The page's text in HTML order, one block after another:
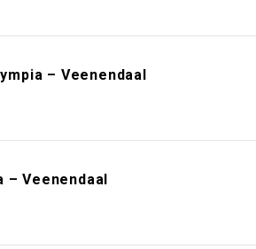
– Veenendaal
– Veenendaal